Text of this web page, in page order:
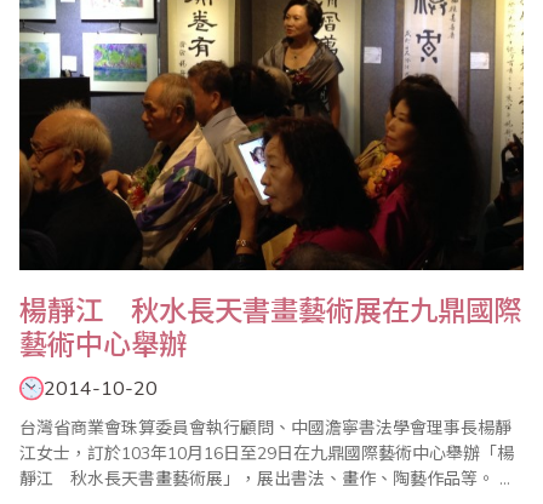
楊靜江 秋水長天書畫藝術展在九鼎國際
藝術中心舉辦
2014-10-20
台灣省商業會珠算委員會執行顧問、中國澹寧書法學會理事長楊靜
江女士，訂於103年10月16日至29日在九鼎國際藝術中心舉辦「楊
靜江 秋水長天書畫藝術展」，展出書法、畫作、陶藝作品等。 楊